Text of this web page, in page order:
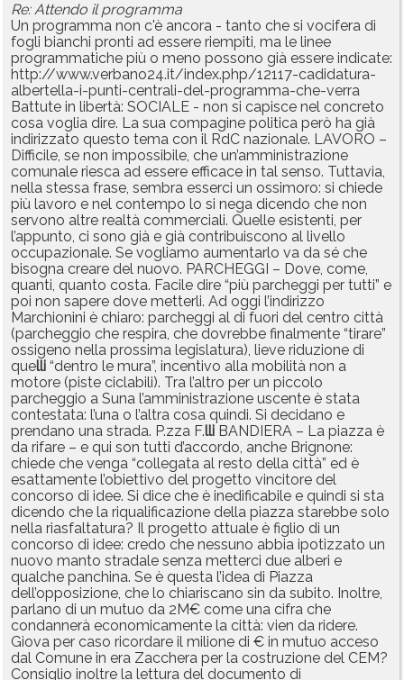
Re: Attendo il programma
Un programma non c'è ancora - tanto che si vocifera di
fogli bianchi pronti ad essere riempiti, ma le linee
programmatiche più o meno possono già essere indicate:
http://www.verbano24.it/index.php/12117-cadidatura-
albertella-i-punti-centrali-del-programma-che-verra
Battute in libertà: SOCIALE - non si capisce nel concreto
cosa voglia dire. La sua compagine politica però ha già
indirizzato questo tema con il RdC nazionale. LAVORO –
Difficile, se non impossibile, che un’amministrazione
comunale riesca ad essere efficace in tal senso. Tuttavia,
nella stessa frase, sembra esserci un ossimoro: si chiede
più lavoro e nel contempo lo si nega dicendo che non
servono altre realtà commerciali. Quelle esistenti, per
l’appunto, ci sono già e già contribuiscono al livello
occupazionale. Se vogliamo aumentarlo va da sé che
bisogna creare del nuovo. PARCHEGGI – Dove, come,
quanti, quanto costa. Facile dire “più parcheggi per tutti” e
poi non sapere dove metterli. Ad oggi l’indirizzo
Marchionini è chiaro: parcheggi al di fuori del centro città
(parcheggio che respira, che dovrebbe finalmente “tirare”
ossigeno nella prossima legislatura), lieve riduzione di
quelli “dentro le mura”, incentivo alla mobilità non a
motore (piste ciclabili). Tra l’altro per un piccolo
parcheggio a Suna l’amministrazione uscente è stata
contestata: l’una o l’altra cosa quindi. Si decidano e
prendano una strada. P.zza F.lli BANDIERA – La piazza è
da rifare – e qui son tutti d’accordo, anche Brignone:
chiede che venga “collegata al resto della città” ed è
esattamente l’obiettivo del progetto vincitore del
concorso di idee. Si dice che è inedificabile e quindi si sta
dicendo che la riqualificazione della piazza starebbe solo
nella riasfaltatura? Il progetto attuale è figlio di un
concorso di idee: credo che nessuno abbia ipotizzato un
nuovo manto stradale senza metterci due alberi e
qualche panchina. Se è questa l’idea di Piazza
dell’opposizione, che lo chiariscano sin da subito. Inoltre,
parlano di un mutuo da 2M€ come una cifra che
condannerà economicamente la città: vien da ridere.
Giova per caso ricordare il milione di € in mutuo acceso
dal Comune in era Zacchera per la costruzione del CEM?
Consiglio inoltre la lettura del documento di